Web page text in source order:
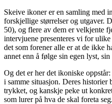
Skeive ikoner er en samling med
forskjellige størrelser og utgaver.
50), og flere av dem er velkjente
intervjuene presenteres vi for
det som forener alle er at de ikke
annet enn å følge sin egen lyst, sin
Og det er her det ikoniske
i samme situasjon. Deres historier
trykket, og kanskje peke ut
som lurer på hva de skal foreta seg.